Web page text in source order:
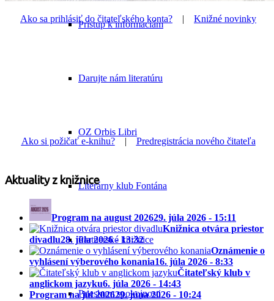
Prístup k informáciám
Darujte nám literatúru
OZ Orbis Libri
Literárny klub Fontána
Partnerské knižnice
Prieskum spokojnosti
Ako sa prihlásiť do čitateľského konta? | Knižné novinky
Ako si požičať e-knihu?| Predregistrácia nového čitateľa
Aktuality z knižnice
Program na august 202629. júla 2026 - 15:11
Knižnica otvára priestor
divadlu28. júla 2026 - 13:32
Oznámenie o
vyhlásení výberového konania16. júla 2026 - 8:33
Čitateľský klub v
anglickom jazyku6. júla 2026 - 14:43
Program na júl 202629. júna 2026 - 10:24